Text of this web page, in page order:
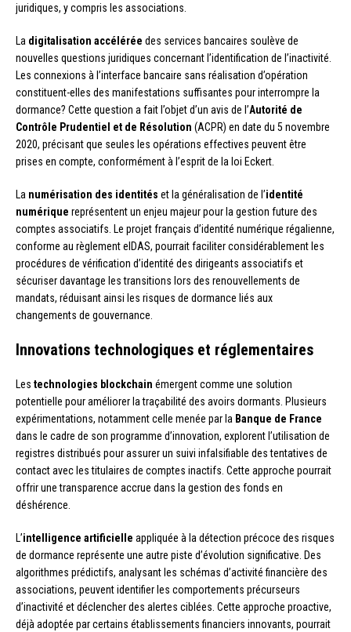
juridiques, y compris les associations.
La digitalisation accélérée des services bancaires soulève de
nouvelles questions juridiques concernant l’identification de l’inactivité.
Les connexions à l’interface bancaire sans réalisation d’opération
constituent-elles des manifestations suffisantes pour interrompre la
dormance? Cette question a fait l’objet d’un avis de l’Autorité de
Contrôle Prudentiel et de Résolution (ACPR) en date du 5 novembre
2020, précisant que seules les opérations effectives peuvent être
prises en compte, conformément à l’esprit de la loi Eckert.
La numérisation des identités et la généralisation de l’identité
numérique représentent un enjeu majeur pour la gestion future des
comptes associatifs. Le projet français d’identité numérique régalienne,
conforme au règlement eIDAS, pourrait faciliter considérablement les
procédures de vérification d’identité des dirigeants associatifs et
sécuriser davantage les transitions lors des renouvellements de
mandats, réduisant ainsi les risques de dormance liés aux
changements de gouvernance.
Innovations technologiques et réglementaires
Les technologies blockchain émergent comme une solution
potentielle pour améliorer la traçabilité des avoirs dormants. Plusieurs
expérimentations, notamment celle menée par la Banque de France
dans le cadre de son programme d’innovation, explorent l’utilisation de
registres distribués pour assurer un suivi infalsifiable des tentatives de
contact avec les titulaires de comptes inactifs. Cette approche pourrait
offrir une transparence accrue dans la gestion des fonds en
déshérence.
L’intelligence artificielle appliquée à la détection précoce des risques
de dormance représente une autre piste d’évolution significative. Des
algorithmes prédictifs, analysant les schémas d’activité financière des
associations, peuvent identifier les comportements précurseurs
d’inactivité et déclencher des alertes ciblées. Cette approche proactive,
déjà adoptée par certains établissements financiers innovants, pourrait